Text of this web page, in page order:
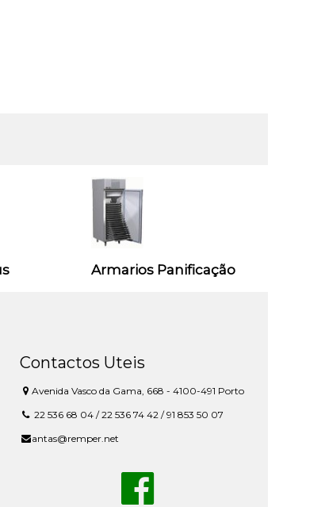
Armarios Panificação
Contactos Uteis
Avenida Vasco da Gama, 668 - 4100-491 Porto
22 536 68 04 / 22 536 74 42 / 91 853 50 07
antas@remper.net